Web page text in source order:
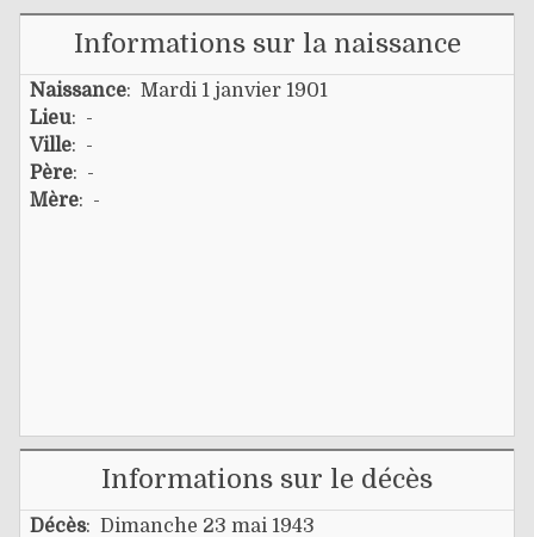
Informations sur la naissance
Naissance: Mardi 1 janvier 1901
Lieu: -
Ville: -
Père: -
Mère: -
Informations sur le décès
Décès: Dimanche 23 mai 1943